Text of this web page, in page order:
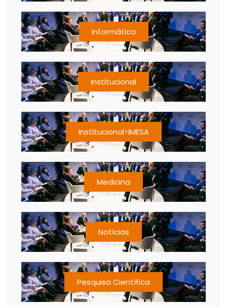
Informática
Institucional
Institucional>IMESA
Medicina
Notícias
Pesquisa Científica